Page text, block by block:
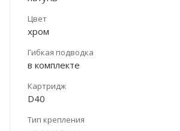
Цвет
хром
Гибкая подводка
в комплекте
Картридж
D40
Тип крепления